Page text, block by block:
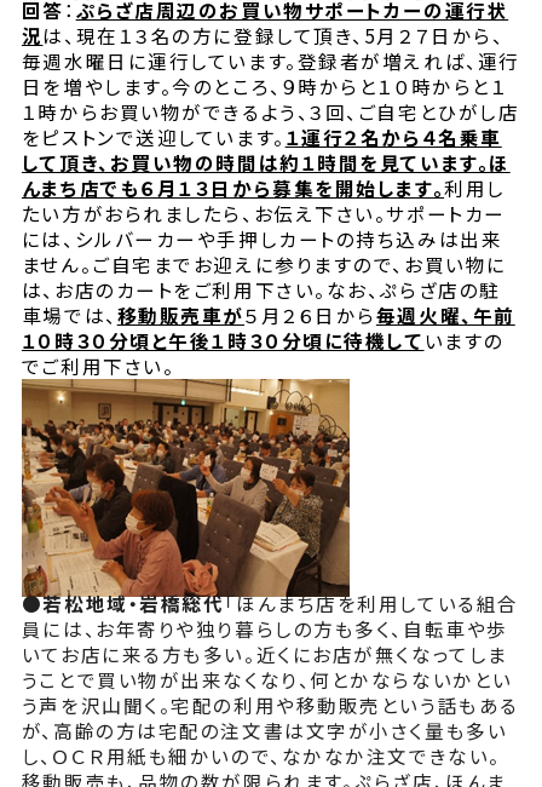
回答： ぷらざ店周辺のお買い物サポートカーの運行状
況は、現在１３名の方に登録して頂き、5月２７日から、
毎週水曜日に運行しています。登録者が増えれば、運行
日を増やします。今のところ、９時からと１０時からと１
１時からお買い物ができるよう、３回、ご自宅とひがし店
をピストンで送迎しています。 １運行２名から４名乗車
して頂き、お買い物の時間は約１時間を見ています。ほ
んまち店でも６月１３日から募集を開始します。利用し
たい方がおられましたら、お伝え下さい。サポートカー
には、シルバーカーや手押しカートの持ち込みは出来
ません。ご自宅までお迎えに参りますので、お買い物に
は、お店のカートをご利用下さい。なお、ぷらざ店の駐
車場では、 移動販売車が５月２６日から毎週火曜、午前
１０時３０分頃と午後１時３０分頃に待機して いますの
でご利用下さい。
●若松地域・岩橋総代「ほんまち店を利用している組合
員には、お年寄りや独り暮らしの方も多く、自転車や歩
いてお店に来る方も多い。近くにお店が無くなってしま
うことで買い物が出来なくなり、何とかならないかとい
う声を沢山聞く。宅配の利用や移動販売という話もある
が、高齢の方は宅配の注文書は文字が小さく量も多い
し、ＯＣＲ用紙も細かいので、なかなか注文できない。
移動販売も、品物の数が限られます。ぷらざ店、ほんま